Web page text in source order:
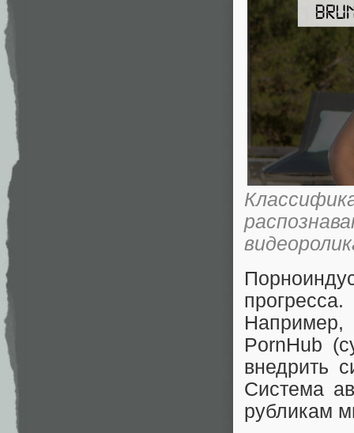
PornHub
внедрить
Система
рубликам